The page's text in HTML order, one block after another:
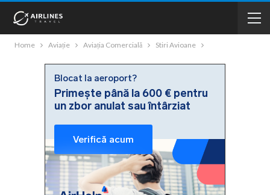
Home Aviație Aviația Comercială Stiri Avioane